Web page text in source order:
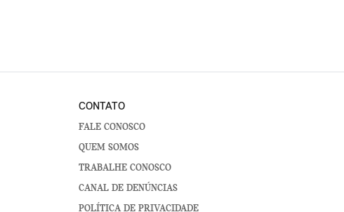
CONTATO
FALE CONOSCO
QUEM SOMOS
TRABALHE CONOSCO
CANAL DE DENÚNCIAS
POLÍTICA DE PRIVACIDADE